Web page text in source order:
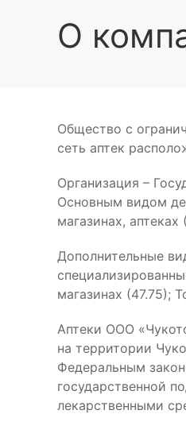
О
Общество с
сеть аптек
Организация –
Основным видом
магазинах, аптеках
Дополнительные
магазинах (47.75);
Аптеки ООО
на территории
Федеральным
государственной
лекарственными